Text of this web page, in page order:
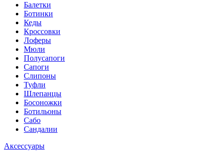
Балетки
Ботинки
Кеды
Кроссовки
Лоферы
Мюли
Полусапоги
Сапоги
Слипоны
Туфли
Шлепанцы
Босоножки
Ботильоны
Сабо
Сандалии
Аксессуары